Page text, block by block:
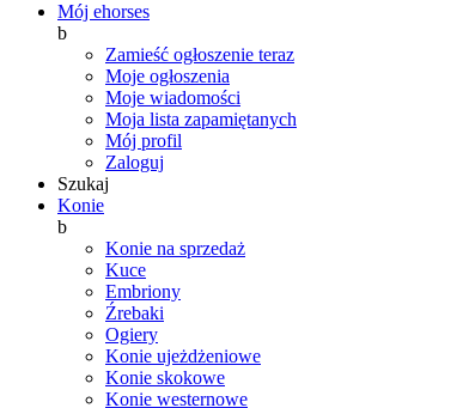
Mój ehorses
b
Zamieść ogłoszenie teraz
Moje ogłoszenia
Moje wiadomości
Moja lista zapamiętanych
Mój profil
Zaloguj
Szukaj
Konie
b
Konie na sprzedaż
Kuce
Embriony
Źrebaki
Ogiery
Konie ujeżdżeniowe
Konie skokowe
Konie westernowe